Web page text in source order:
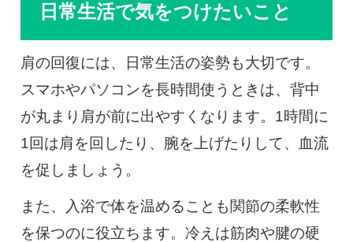
日常生活で気をつけたいこと
肩の回復には、日常生活の姿勢も大切です。
スマホやパソコンを長時間使うときは、背中
が丸まり肩が前に出やすくなります。1時間に
1回は肩を回したり、腕を上げたりして、血流
を促しましょう。
また、入浴で体を温めることも関節の柔軟性
を保つのに役立ちます。冷えは筋肉や腱の硬